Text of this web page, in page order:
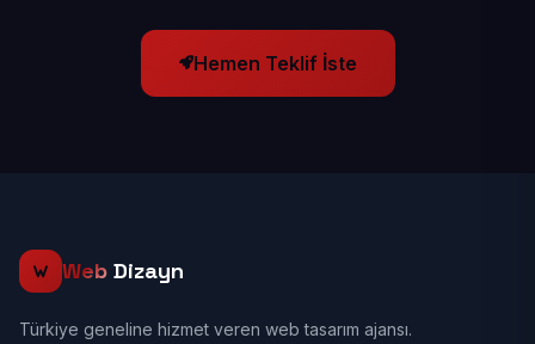
Hemen Teklif İste
Web Dizayn
Türkiye geneline hizmet veren web tasarım ajansı.